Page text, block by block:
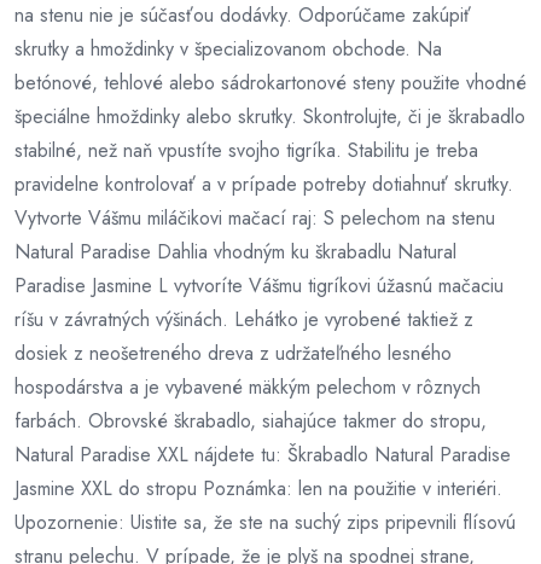
na stenu nie je súčasťou dodávky. Odporúčame zakúpiť
skrutky a hmoždinky v špecializovanom obchode. Na
betónové, tehlové alebo sádrokartonové steny použite vhodné
špeciálne hmoždinky alebo skrutky. Skontrolujte, či je škrabadlo
stabilné, než naň vpustíte svojho tigríka. Stabilitu je treba
pravidelne kontrolovať a v prípade potreby dotiahnuť skrutky.
Vytvorte Vášmu miláčikovi mačací raj: S pelechom na stenu
Natural Paradise Dahlia vhodným ku škrabadlu Natural
Paradise Jasmine L vytvoríte Vášmu tigríkovi úžasnú mačaciu
ríšu v závratných výšinách. Lehátko je vyrobené taktiež z
dosiek z neošetreného dreva z udržateľného lesného
hospodárstva a je vybavené mäkkým pelechom v rôznych
farbách. Obrovské škrabadlo, siahajúce takmer do stropu,
Natural Paradise XXL nájdete tu: Škrabadlo Natural Paradise
Jasmine XXL do stropu Poznámka: len na použitie v interiéri.
Upozornenie: Uistite sa, že ste na suchý zips pripevnili flísovú
stranu pelechu. V prípade, že je plyš na spodnej strane,